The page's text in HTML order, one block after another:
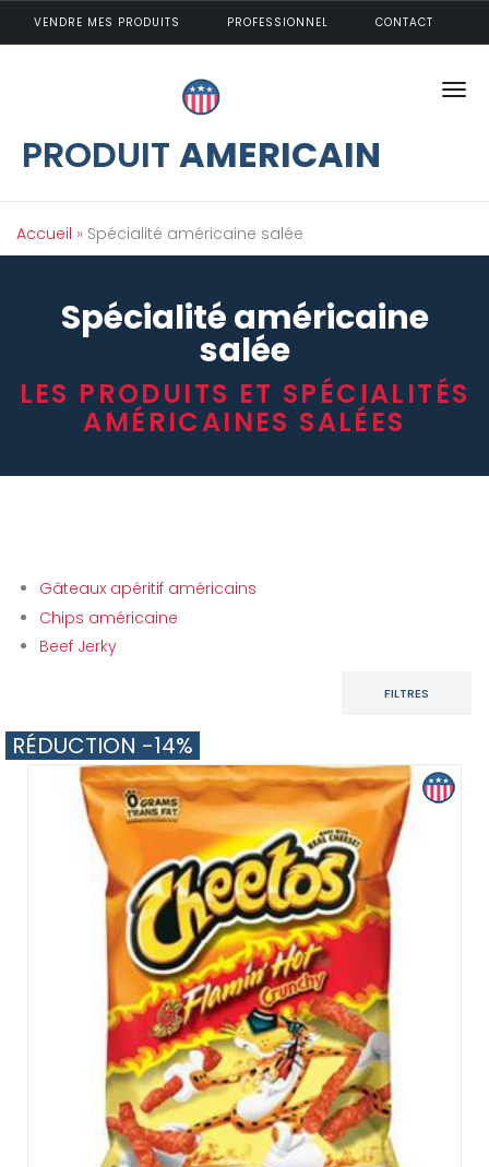
Aller au contenu principal
VENDRE MES PRODUITS PROFESSIONNEL CONTACT
PRODUIT AMERICAIN
Vous êtes ici
Accueil » Spécialité américaine salée
Spécialité américaine
salée
LES PRODUITS ET SPÉCIALITÉS
AMÉRICAINES SALÉES
Gâteaux apéritif américains
Chips américaine
Beef Jerky
FILTRES
RÉDUCTION -14%